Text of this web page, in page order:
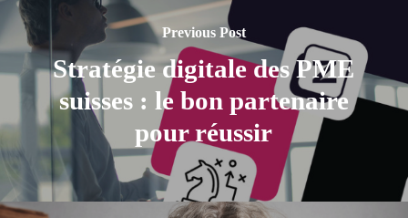
Previous Post
Stratégie digitale des PME
suisses : le bon partenaire
pour réussir